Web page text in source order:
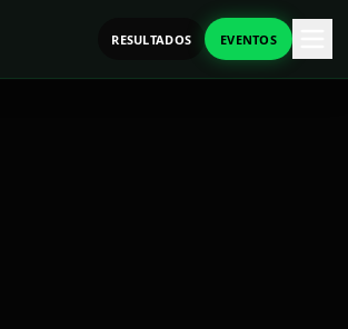
RESULTADOS EVENTOS